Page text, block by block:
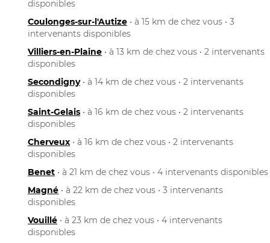
disponibles
Coulonges-sur-l'Autize • à 15 km de chez vous • 3
intervenants disponibles
Villiers-en-Plaine • à 13 km de chez vous • 2 intervenants
disponibles
Secondigny• à 14 km de chez vous • 2 intervenants
disponibles
Saint-Gelais • à 16 km de chez vous • 2 intervenants
disponibles
Cherveux • à 16 km de chez vous • 2 intervenants
disponibles
Benet • à 21 km de chez vous • 4 intervenants disponibles
Magné • à 22 km de chez vous • 3 intervenants
disponibles
Vouillé • à 23 km de chez vous • 4 intervenants
disponibles